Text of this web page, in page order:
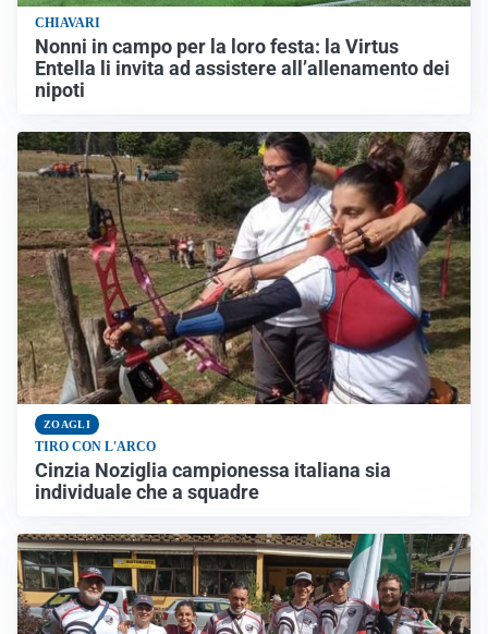
CHIAVARI
Nonni in campo per la loro festa: la Virtus
Entella li invita ad assistere all’allenamento dei
nipoti
ZOAGLI
TIRO CON L'ARCO
Cinzia Noziglia campionessa italiana sia
individuale che a squadre